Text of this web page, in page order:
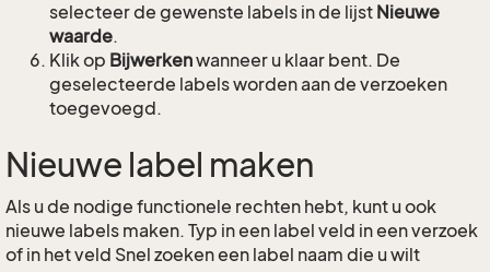
selecteer de gewenste labels in de lijst Nieuwe
waarde.
Klik op Bijwerkenwanneer u klaar bent. De
geselecteerde labels worden aan de verzoeken
toegevoegd.
Nieuwe label maken
Als u de nodige functionele rechten hebt, kunt u ook
nieuwe labels maken. Typ in een label veld in een verzoek
of in het veld Snel zoeken een label naam die u wilt